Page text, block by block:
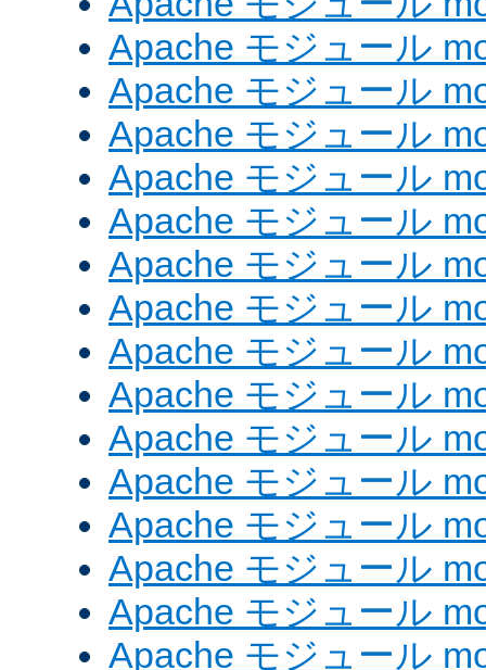
Apache モジュール
Apache モジュール
Apache モジュール
Apache モジュール
Apache モジュール
Apache モジュール
Apache モジュール
Apache モジュール
Apache モジュール
Apache モジュール
Apache モジュール
Apache モジュール
Apache モジュール
Apache モジュール
Apache モジュール